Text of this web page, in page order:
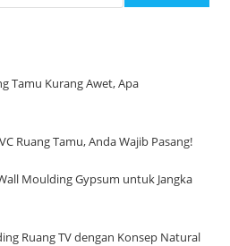
Tamu Kurang Awet, Apa
Ruang Tamu, Anda Wajib Pasang!
Moulding Gypsum untuk Jangka
Ruang TV dengan Konsep Natural